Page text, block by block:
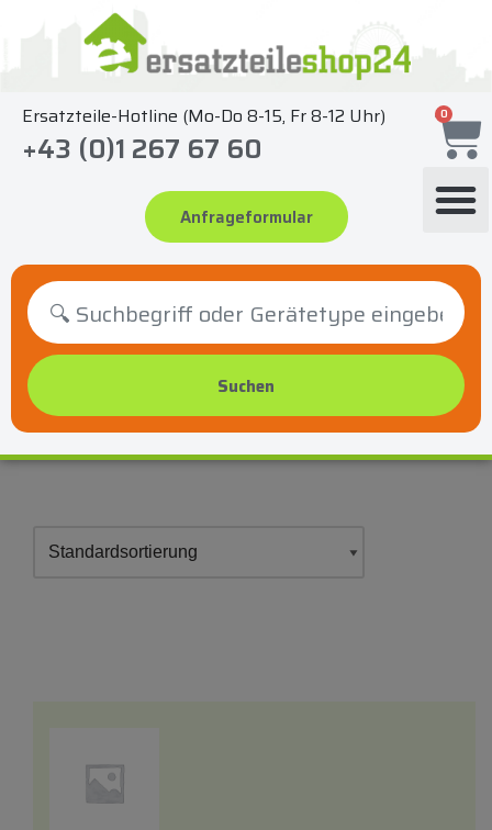
springen
Ersatzteile-Hotline (Mo-Do 8-15, Fr 8-12 Uhr)
+43 (0)1 267 67 60
Anfrageformular
0